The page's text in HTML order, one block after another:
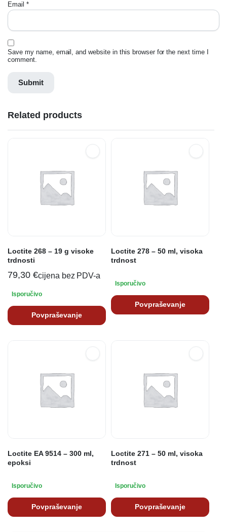
Email *
Save my name, email, and website in this browser for the next time I
comment.
Related products
Loctite 268 – 19 g visoke
trdnosti
79,30 €cijena bez PDV-a
Isporučivo
Povpraševanje
Loctite 278 – 50 ml, visoka
trdnost
Isporučivo
Povpraševanje
Loctite EA 9514 – 300 ml,
epoksi
Isporučivo
Povpraševanje
Loctite 271 – 50 ml, visoka
trdnost
Isporučivo
Povpraševanje